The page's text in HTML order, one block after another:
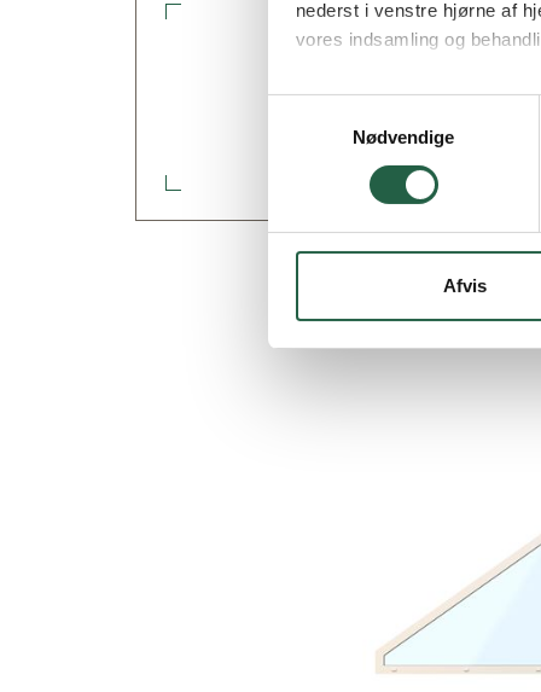
nederst i venstre hjørne af
vores indsamling og
Få flere oplysninger om,
Nødvendige
Afvis
Gå til Glaspartiguiden